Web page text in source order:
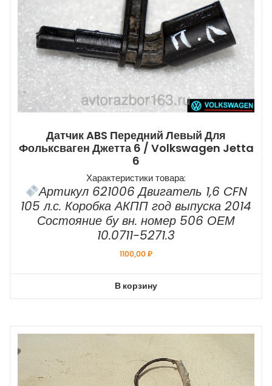
Датчик ABS Передний Левый Для
Фольксваген Джетта 6 / Volkswagen Jetta
6
Характеристики товара:
Артикул 621006 Двигатель 1,6 CFN
105 л.с. Коробка АКПП год выпуска 2014
Состояние бу вн. номер 506 ОЕМ
10.0711-5271.3
1100,00₽
В корзину